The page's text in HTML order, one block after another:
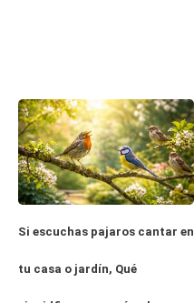
Si escuchas pajaros cantar en
tu casa o jardín, Qué